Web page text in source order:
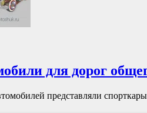
для дорог
представляли